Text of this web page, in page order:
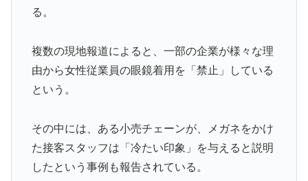
で海外絶賛！【海外の反応】
▶
海外「日本のこの場所は現実とは思えないレベルで美し
い…！」外国人が感動する日本の景色とは・・・？【海
外の反応】
説】
海外「親が買った覚えのないプレゼントが山積みなのに
誰も騒がない」サンタ映画最大の設定の穴…？
る。
複数の現地報道によると、一部の企業が様々な理
由から女性従業員の眼鏡着用を「禁止」している
という。
その中には、ある小売チェーンが、メガネをかけ
た接客スタッフは「冷たい印象」を与えると説明
したという事例も報告されている。